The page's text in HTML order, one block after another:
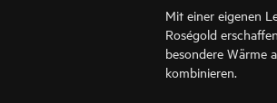
Mit einer eigenen
Roségold
besondere Wärme
kombinieren.